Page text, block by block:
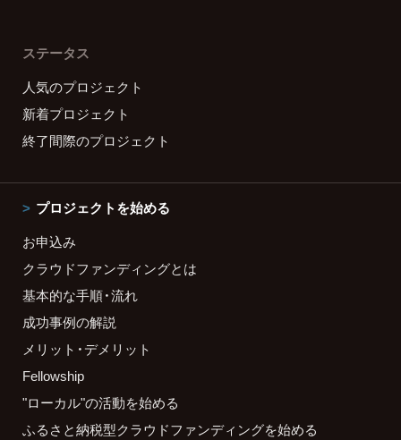
ステータス
人気のプロジェクト
新着プロジェクト
終了間際のプロジェクト
プロジェクトを始める
お申込み
クラウドファンディングとは
基本的な手順・流れ
成功事例の解説
メリット・デメリット
Fellowship
"ローカル"の活動を始める
ふるさと納税型クラウドファンディングを始める